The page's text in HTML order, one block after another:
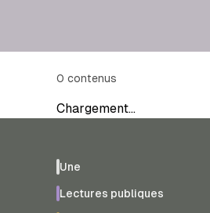
0 contenus
Chargement…
Une
Lectures publiques